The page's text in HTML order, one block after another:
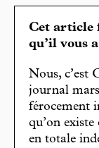
Cet article
qu’il vous
Nous, c’est
journal
férocement
qu’on existe
en totale